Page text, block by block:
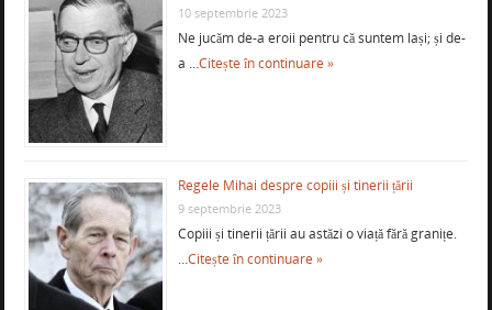
10 septembrie 2023
Ne jucăm de-a eroii pentru că suntem lași; și de-
a …Citește în continuare »
Regele Mihai despre copiii și tinerii țării
9 septembrie 2023
Copiii și tinerii țării au astăzi o viață fără granițe.
…Citește în continuare »